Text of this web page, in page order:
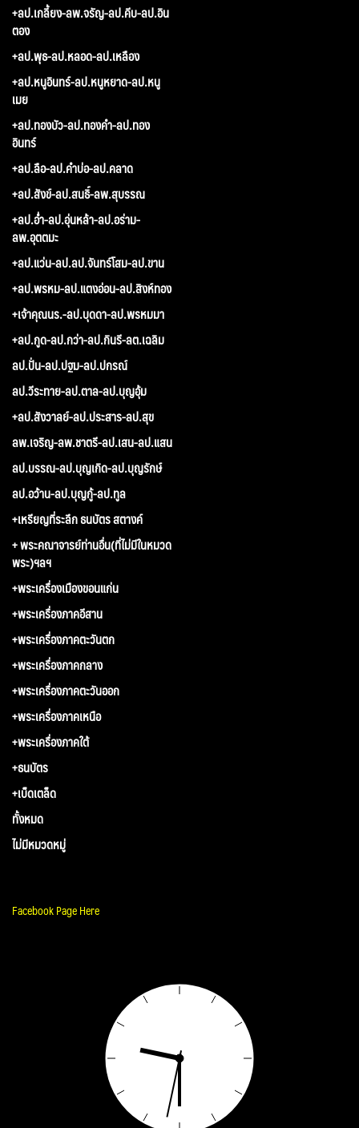
+ลป.เกลี้ยง-ลพ.จรัญ-ลป.คีบ-ลป.อิน
ตอง
+ลป.พุธ-ลป.หลอด-ลป.เหลือง
+ลป.หนูอินทร์-ลป.หนูหยาด-ลป.หนู
เมย
+ลป.ทองบัว-ลป.ทองคำ-ลป.ทอง
อินทร์
+ลป.ลือ-ลป.คำบ่อ-ลป.คลาด
+ลป.สังข์-ลป.สนธิ์-ลพ.สุบรรณ
+ลป.อ่ำ-ลป.อุ่นหล้า-ลป.อร่าม-
ลพ.อุตตมะ
+ลป.แว่น-ลป.ลป.จันทร์โสม-ลป.ขาน
+ลป.พรหม-ลป.แตงอ่อน-ลป.สิงห์ทอง
+เจ้าคุณนร.-ลป.บุดดา-ลป.พรหมมา
+ลป.กูด-ลป.กว่า-ลป.กินรี-ลต.เฉลิม
ลป.ปั่น-ลป.ปฐม-ลป.ปกรณ์
ลป.วีระทาย-ลป.ตาล-ลป.บุญอุ้ม
+ลป.สังวาลย์-ลป.ประสาร-ลป.สุข
ลพ.เจริญ-ลพ.ชาตรี-ลป.เสน-ลป.แสน
ลป.บรรณ-ลป.บุญเกิด-ลป.บุญรักษ์
ลป.อว้าน-ลป.บุญกู้-ลป.ทูล
+เหรียญที่ระลึก ธนบัตร สตางค์
+ พระคณาจารย์ท่านอื่น(ที่ไม่มีในหมวด
พระ)ฯลฯ
+พระเครื่องเมืองขอนแก่น
+พระเครื่องภาคอีสาน
+พระเครื่องภาคตะวันตก
+พระเครื่องภาคกลาง
+พระเครื่องภาคตะวันออก
+พระเครื่องภาคเหนือ
+พระเครื่องภาคใต้
+ธนบัตร
+เบ็ดเตล็ด
ทั้งหมด
ไม่มีหมวดหมู่
Facebook Page Here